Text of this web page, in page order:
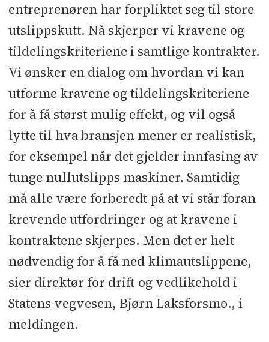
entreprenøren har forpliktet seg til store
utslippskutt. Nå skjerper vi kravene og
tildelingskriteriene i samtlige kontrakter.
Vi ønsker en dialog om hvordan vi kan
utforme kravene og tildelingskriteriene
for å få størst mulig effekt, og vil også
lytte til hva bransjen mener er realistisk,
for eksempel når det gjelder innfasing av
tunge nullutslipps maskiner. Samtidig
må alle være forberedt på at vi står foran
krevende utfordringer og at kravene i
kontraktene skjerpes. Men det er helt
nødvendig for å få ned klimautslippene,
sier direktør for drift og vedlikehold i
Statens vegvesen, Bjørn Laksforsmo., i
meldingen.